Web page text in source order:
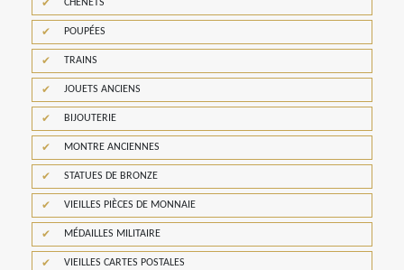
CHENETS
POUPÉES
TRAINS
JOUETS ANCIENS
BIJOUTERIE
MONTRE ANCIENNES
STATUES DE BRONZE
VIEILLES PIÈCES DE MONNAIE
MÉDAILLES MILITAIRE
VIEILLES CARTES POSTALES